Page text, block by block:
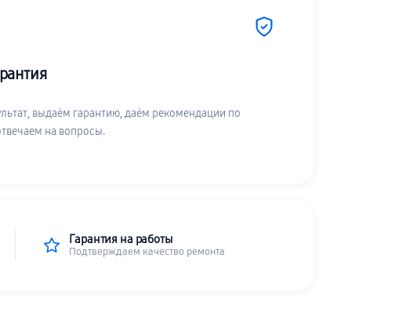
выдаём гарантию, даём рекомендации по
на вопросы.
Гарантия на работы
Подтверждаем качество ремонта